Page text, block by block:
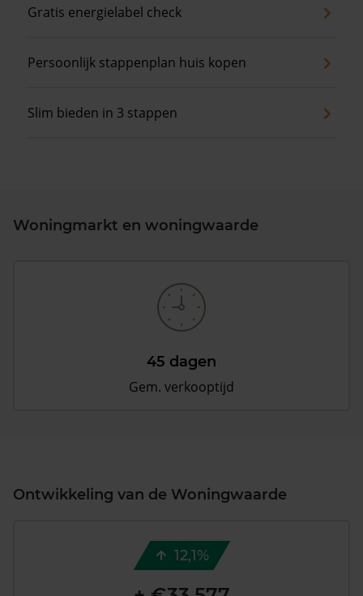
Gratis energielabel check
Persoonlijk stappenplan huis kopen
Slim bieden in 3 stappen
Woningmarkt en woningwaarde
45 dagen
Gem. verkooptijd
Ontwikkeling van de Woningwaarde
12,1%